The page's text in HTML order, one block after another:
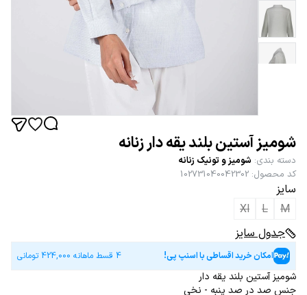
شومیز آستین بلند یقه دار زنانه
دسته بندی: شومیز و تونیک زنانه
کد محصول:
102731040042302
سایز
M
L
Xl
جدول سایز
امکان خرید اقساطی با اسنپ پی! 4 قسط ماهانه 424,000 تومانی
شومیز آستین بلند یقه دار
جنس صد در صد پنبه - نخی